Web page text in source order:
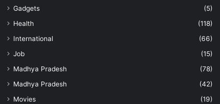
Gadgets
(5)
Health
(118)
International
(66)
Job
(15)
Madhya Pradesh
(78)
Madhya Pradesh
(42)
Movies
(19)